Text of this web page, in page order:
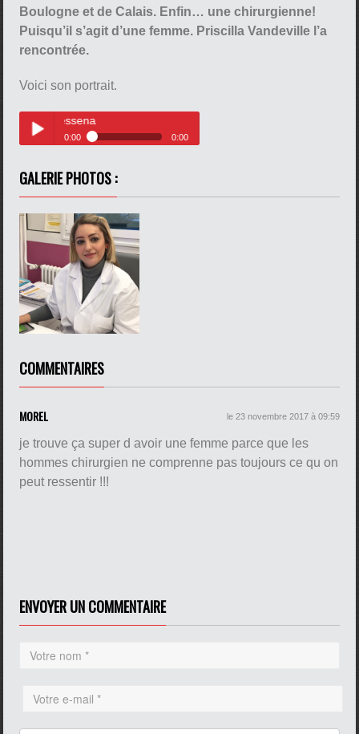
Boulogne et de Calais. Enfin… une chirurgienne!
Puisqu’il s’agit d’une femme. Priscilla Vandeville l’a
rencontrée.
Voici son portrait.
Play /
pause
0:00 0:00
Dessena
GALERIE PHOTOS :
COMMENTAIRES
MOREL le 23 novembre 2017 à 09:59
je trouve ça super d avoir une femme parce que les
hommes chirurgien ne comprenne pas toujours ce qu on
peut ressentir !!!
ENVOYER UN COMMENTAIRE